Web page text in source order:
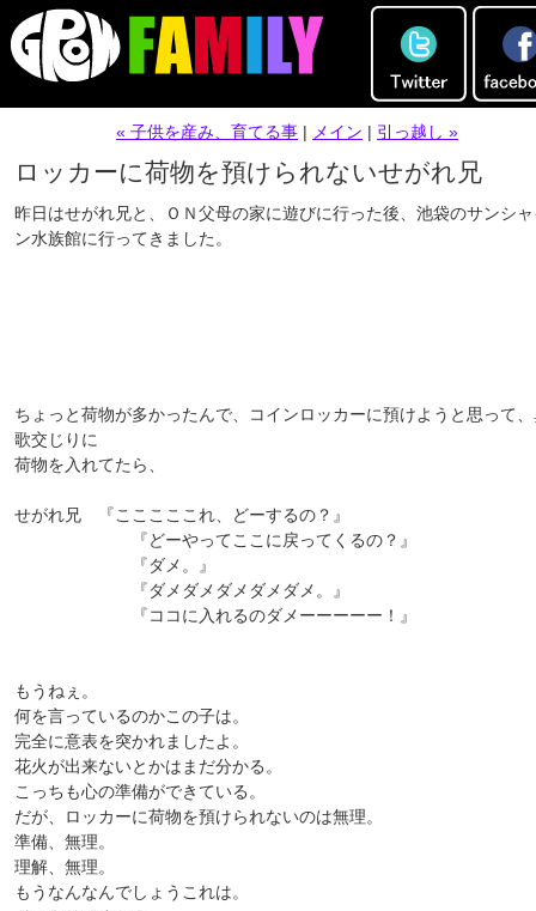
« 子供を産み、育てる事 | メイン | 引っ越し »
ロッカーに荷物を預けられないせがれ兄
昨日はせがれ兄と、ＯＮ父母の家に遊びに行った後、池袋のサンシ
ン水族館に行ってきました。
ちょっと荷物が多かったんで、コインロッカーに預けようと思って
歌交じりに
荷物を入れてたら、
せがれ兄 『こここここれ、どーするの？』
『どーやってここに戻ってくるの？』
『ダメ。』
『ダメダメダメダメダメ。』
『ココに入れるのダメーーーーー！』
もうねぇ。
何を言っているのかこの子は。
完全に意表を突かれましたよ。
花火が出来ないとかはまだ分かる。
こっちも心の準備ができている。
だが、ロッカーに荷物を預けられないのは無理。
準備、無理。
理解、無理。
もうなんなんでしょうこれは。